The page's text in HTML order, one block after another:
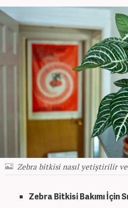
Zebra bitkisi nasıl yetiştirilir ve
Zebra Bitkisi Bakımı İçin